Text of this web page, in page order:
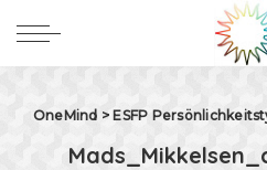
OneMind > ESFP